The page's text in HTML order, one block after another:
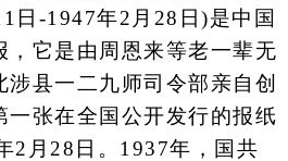
日-1947年2月28日)是中国
，它是由周恩来等老一辈无
县一二九师司令部亲自创
一张在全国公开发行的报纸
2月28日。1937年，国共